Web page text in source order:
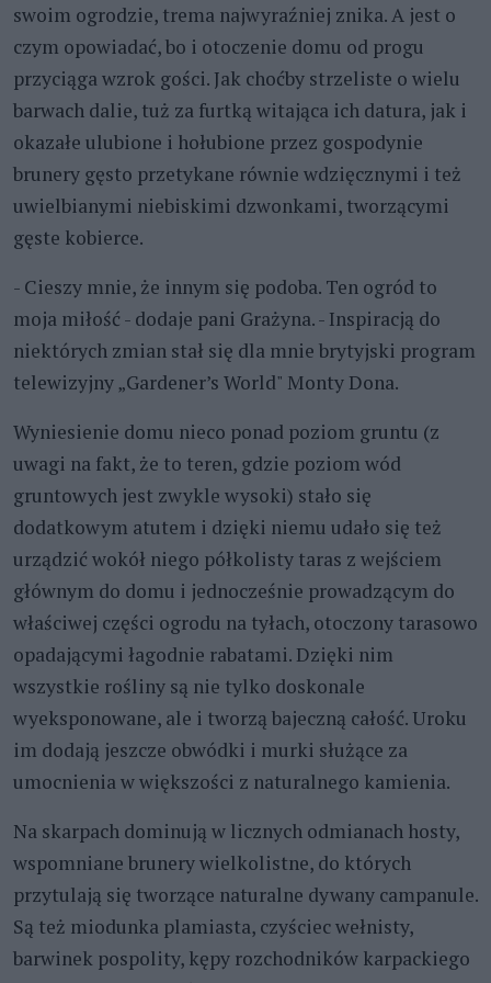
swoim ogrodzie, trema najwyraźniej znika. A jest o
czym opowiadać, bo i otoczenie domu od progu
przyciąga wzrok gości. Jak choćby strzeliste o wielu
barwach dalie, tuż za furtką witająca ich datura, jak i
okazałe ulubione i hołubione przez gospodynie
brunery gęsto przetykane równie wdzięcznymi i też
uwielbianymi niebiskimi dzwonkami, tworzącymi
gęste kobierce.
- Cieszy mnie, że innym się podoba. Ten ogród to
moja miłość - dodaje pani Grażyna. - Inspiracją do
niektórych zmian stał się dla mnie brytyjski program
telewizyjny „Gardener’s World" Monty Dona.
Wyniesienie domu nieco ponad poziom gruntu (z
uwagi na fakt, że to teren, gdzie poziom wód
gruntowych jest zwykle wysoki) stało się
dodatkowym atutem i dzięki niemu udało się też
urządzić wokół niego półkolisty taras z wejściem
głównym do domu i jednocześnie prowadzącym do
właściwej części ogrodu na tyłach, otoczony tarasowo
opadającymi łagodnie rabatami. Dzięki nim
wszystkie rośliny są nie tylko doskonale
wyeksponowane, ale i tworzą bajeczną całość. Uroku
im dodają jeszcze obwódki i murki służące za
umocnienia w większości z naturalnego kamienia.
Na skarpach dominują w licznych odmianach hosty,
wspomniane brunery wielkolistne, do których
przytulają się tworzące naturalne dywany campanule.
Są też miodunka plamiasta, czyściec wełnisty,
barwinek pospolity, kępy rozchodników karpackiego